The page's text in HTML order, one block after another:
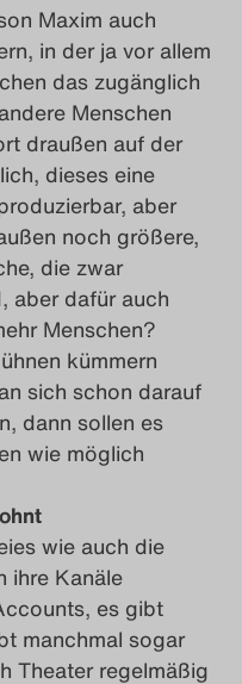
Maxim auch
in der ja vor allem
das zugänglich
Menschen
draußen auf der
dieses eine
aber
noch größere,
die zwar
aber dafür auch
Menschen?
kümmern
sich schon darauf
dann sollen es
wie möglich
wie auch die
ihre Kanäle
es gibt
manchmal sogar
Theater regelmäßig